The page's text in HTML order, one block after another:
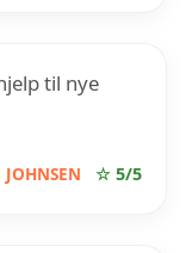
til nye
☆ 5/5